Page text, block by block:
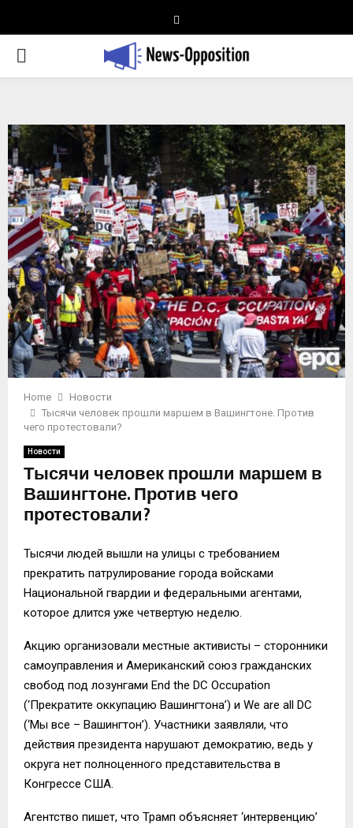
PRIMARY
Home
Новости
Тысячи человек прошли маршем в Вашингтоне. Против
чего протестовали?
Новости
Тысячи человек прошли маршем в
Вашингтоне. Против чего
протестовали?
Тысячи людей вышли на улицы с требованием
прекратить патрулирование города войсками
Национальной гвардии и федеральными агентами,
которое длится уже четвертую неделю.
Акцию организовали местные активисты – сторонники
самоуправления и Американский союз гражданских
свобод под лозунгами End the DC Occupation
(‘Прекратите оккупацию Вашингтона’) и We are all DC
(‘Мы все – Вашингтон’). Участники заявляли, что
действия президента нарушают демократию, ведь у
округа нет полноценного представительства в
Конгрессе США.
Агентство пишет, что Трамп объясняет ‘интервенцию’